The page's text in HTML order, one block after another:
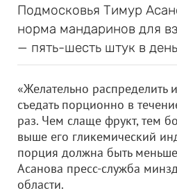
Подмосковья Тимур
норма мандаринов для
— пять-шесть штук в
«Желательно распределить
съедать порционно в
раз. Чем слаще фрукт, тем
выше его гликемический
порция должна быть
Асанова пресс-служба
области.